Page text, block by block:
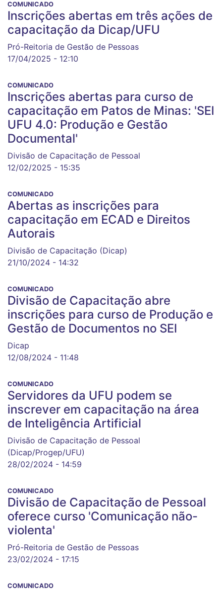
COMUNICADO
Inscrições abertas em três ações de
capacitação da Dicap/UFU
Pró-Reitoria de Gestão de Pessoas
17/04/2025 - 12:10
COMUNICADO
Inscrições abertas para curso de
capacitação em Patos de Minas: 'SEI
UFU 4.0: Produção e Gestão
Documental'
Divisão de Capacitação de Pessoal
12/02/2025 - 15:35
COMUNICADO
Abertas as inscrições para
capacitação em ECAD e Direitos
Autorais
Divisão de Capacitação (Dicap)
21/10/2024 - 14:32
COMUNICADO
Divisão de Capacitação abre
inscrições para curso de Produção e
Gestão de Documentos no SEI
Dicap
12/08/2024 - 11:48
COMUNICADO
Servidores da UFU podem se
inscrever em capacitação na área
de Inteligência Artificial
Divisão de Capacitação de Pessoal
(Dicap/Progep/UFU)
28/02/2024 - 14:59
COMUNICADO
Divisão de Capacitação de Pessoal
oferece curso 'Comunicação não-
violenta'
Pró-Reitoria de Gestão de Pessoas
23/02/2024 - 17:15
COMUNICADO